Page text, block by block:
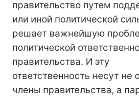
правительство путем
или иной политической
решает важнейшую
политической
правительства. И эту
ответственность несут не
члены правительства, а